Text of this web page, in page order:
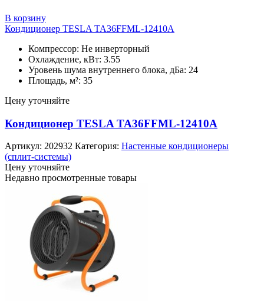
В корзину
Кондиционер TESLA TA36FFML-12410A
Компрессор: Не инверторный
Охлаждение, кВт: 3.55
Уровень шума внутреннего блока, дБа: 24
Площадь, м²: 35
Цену уточняйте
Кондиционер TESLA TA36FFML-12410A
Артикул: 202932 Категория: Настенные кондиционеры
(сплит-системы)
Цену уточняйте
Недавно просмотренные товары